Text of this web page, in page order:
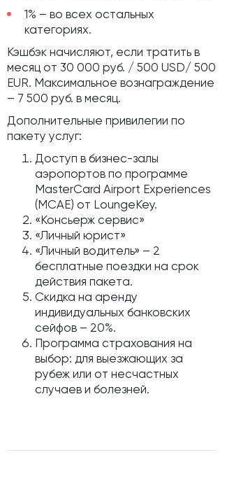
1% – во всех остальных
категориях.
Кэшбэк начисляют, если тратить в
месяц от 30 000 руб. / 500 USD/ 500
EUR. Максимальное вознаграждение
– 7 500 руб. в месяц.
Дополнительные привилегии по
пакету услуг:
Доступ в бизнес-залы
аэропортов по программе
MasterCard Airport Experiences
(MCAE) от LoungeKey.
«Консьерж сервис»
«Личный юрист»
«Личный водитель» – 2
бесплатные поездки на срок
действия пакета.
Скидка на аренду
индивидуальных банковских
сейфов – 20%.
Программа страхования на
выбор: для выезжающих за
рубеж или от несчастных
случаев и болезней.